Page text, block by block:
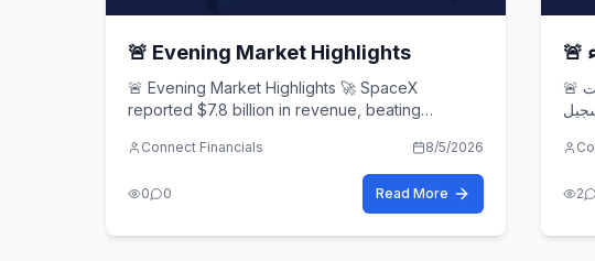
🚨 Evening Market Highlights
🚨 Evening Market Highlights 🚀 SpaceX
reported $7.8 billion in revenue, beating
Connect Financials 8/5/2026
0 0 Read More
🚨 أبرز أحداث المساء 🚀 أعلنت SpaceX إيرادات بلغت
2